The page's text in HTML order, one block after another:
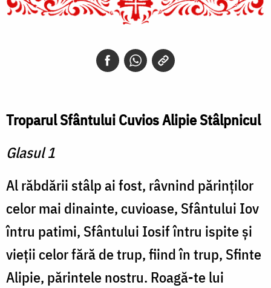
Troparul Sfântului Cuvios Alipie Stâlpnicul
Glasul 1
Al răbdării stâlp ai fost, râvnind părinţilor
celor mai dinainte, cuvioase, Sfântului Iov
întru patimi, Sfântului Iosif întru ispite şi
vieţii celor fără de trup, fiind în trup, Sfinte
Alipie, părintele nostru. Roagă-te lui